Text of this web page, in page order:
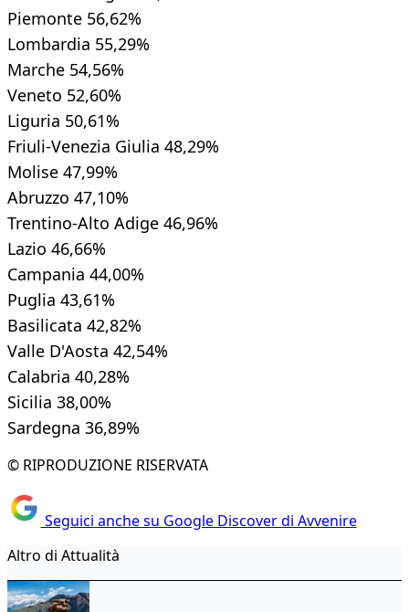
Piemonte 56,62%
Lombardia 55,29%
Marche 54,56%
Veneto 52,60%
Liguria 50,61%
Friuli-Venezia Giulia 48,29%
Molise 47,99%
Abruzzo 47,10%
Trentino-Alto Adige 46,96%
Lazio 46,66%
Campania 44,00%
Puglia 43,61%
Basilicata 42,82%
Valle D'Aosta 42,54%
Calabria 40,28%
Sicilia 38,00%
Sardegna 36,89%
© RIPRODUZIONE RISERVATA
Seguici anche su Google Discover di Avvenire
Altro di Attualità